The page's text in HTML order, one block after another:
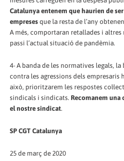
Catalunya entenem que haurien de
empresesque la resta de l’any
A més, comportaran retallades i
passi l’actual situació de pandèmia.
4- A banda de les normatives legals, la
contra les agressions dels empresaris
això, prioritzarem les respostes
sindicals i sindicats. Recomanem
el nostre sindicat.
SP CGT Catalunya
25 de març de 2020